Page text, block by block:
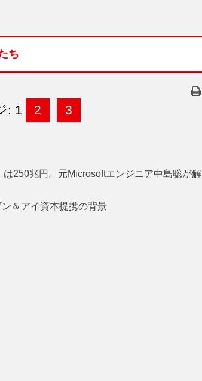
ち
: 1 2 3
250兆円。元Microsoftエンジニア中島聡が解
＆アイ資本提携の背景